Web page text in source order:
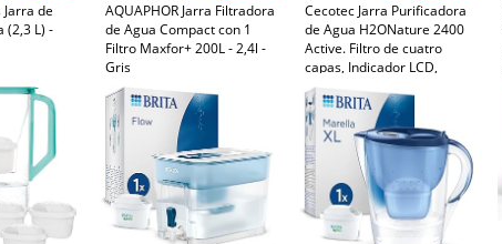
de
(2,3 L) -
AQUAPHOR Jarra Filtradora
de Agua Compact con 1
Filtro Maxfor+ 200L - 2,4l -
Gris
Cecotec Jarra Purificadora
de Agua H2ONature 2400
Active. Filtro de cuatro
capas, Indicador LCD,
Capacidad máxima 2,4 L sin
filtro, Tapa Extraíble, Incluye
3 Filtros